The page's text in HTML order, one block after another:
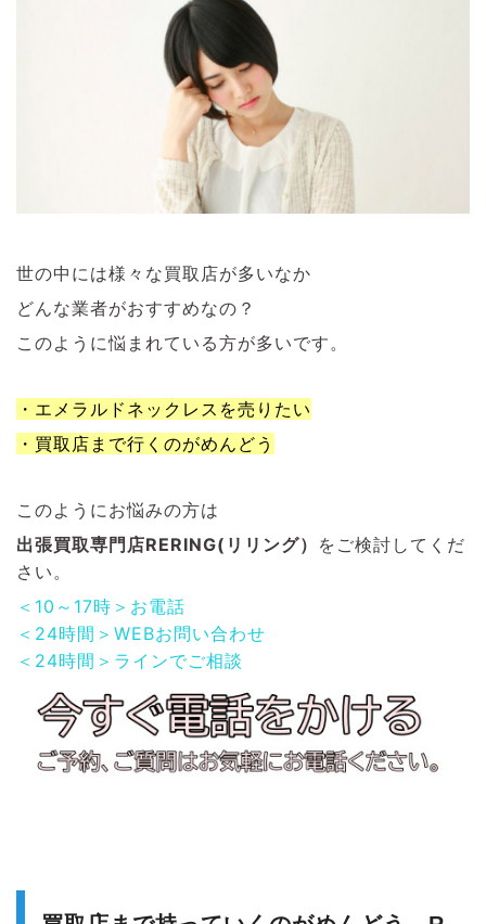
世の中には様々な買取店が多いなか
どんな業者がおすすめなの？
このように悩まれている方が多いです。
・エメラルドネックレスを売りたい
・買取店まで行くのがめんどう
このようにお悩みの方は
出張買取専門店RERING(リリング） をご検討してくだ
さい。
＜10～17時＞お電話
＜24時間＞WEBお問い合わせ
＜24時間＞ラインでご相談